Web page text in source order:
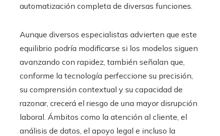
automatización completa de diversas funciones.
Aunque diversos especialistas advierten que este
equilibrio podría modificarse si los modelos siguen
avanzando con rapidez, también señalan que,
conforme la tecnología perfeccione su precisión,
su comprensión contextual y su capacidad de
razonar, crecerá el riesgo de una mayor disrupción
laboral. Ámbitos como la atención al cliente, el
análisis de datos, el apoyo legal e incluso la